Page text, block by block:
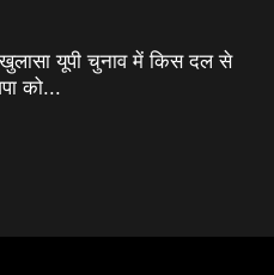
यूपी चुनाव में किस दल से
को...